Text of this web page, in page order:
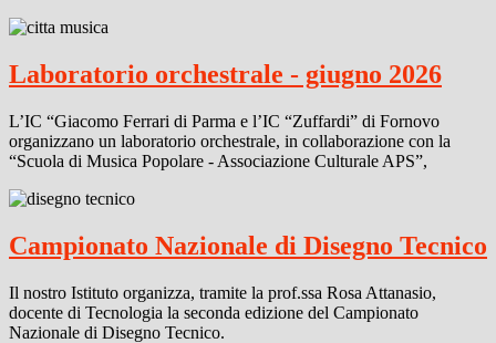
Laboratorio orchestrale - giugno 2026
L’IC “Giacomo Ferrari di Parma e l’IC “Zuffardi” di Fornovo
organizzano un laboratorio orchestrale, in collaborazione con la
“Scuola di Musica Popolare - Associazione Culturale APS”,
Campionato Nazionale di Disegno Tecnico
Il nostro Istituto organizza, tramite la prof.ssa Rosa Attanasio,
docente di Tecnologia la seconda edizione del Campionato
Nazionale di Disegno Tecnico.